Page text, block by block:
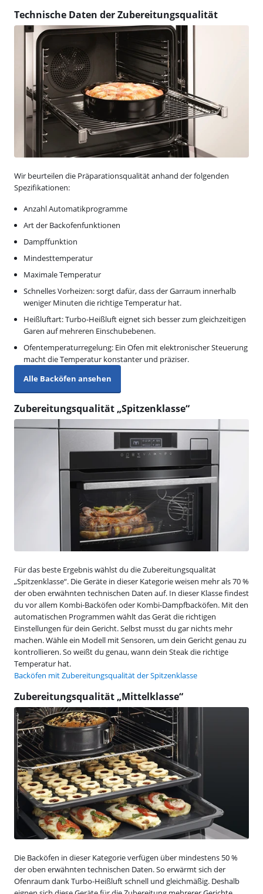
Technische Daten der Zubereitungsqualität
Wir beurteilen die Präparationsqualität anhand der folgenden
Spezifikationen:
Anzahl Automatikprogramme
Art der Backofenfunktionen
Dampffunktion
Mindesttemperatur
Maximale Temperatur
Schnelles Vorheizen: sorgt dafür, dass der Garraum innerhalb
weniger Minuten die richtige Temperatur hat.
Heißluftart: Turbo-Heißluft eignet sich besser zum gleichzeitigen
Garen auf mehreren Einschubebenen.
Ofentemperaturregelung: Ein Ofen mit elektronischer Steuerung
macht die Temperatur konstanter und präziser.
Alle Backöfen ansehen
Zubereitungsqualität „Spitzenklasse“
Für das beste Ergebnis wählst du die Zubereitungsqualität
„Spitzenklasse“. Die Geräte in dieser Kategorie weisen mehr als 70 %
der oben erwähnten technischen Daten auf. In dieser Klasse findest
du vor allem Kombi-Backöfen oder Kombi-Dampfbacköfen. Mit den
automatischen Programmen wählt das Gerät die richtigen
Einstellungen für dein Gericht. Selbst musst du gar nichts mehr
machen. Wähle ein Modell mit Sensoren, um dein Gericht genau zu
kontrollieren. So weißt du genau, wann dein Steak die richtige
Temperatur hat.
Backöfen mit Zubereitungsqualität der Spitzenklasse
Zubereitungsqualität „Mittelklasse“
Die Backöfen in dieser Kategorie verfügen über mindestens 50 %
der oben erwähnten technischen Daten. So erwärmt sich der
Ofenraum dank Turbo-Heißluft schnell und gleichmäßig. Deshalb